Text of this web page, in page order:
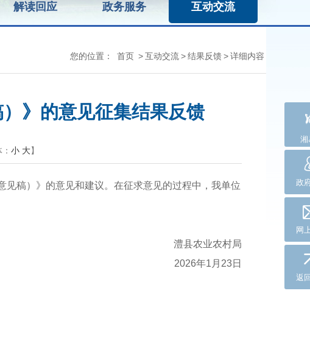
解读回应 政务服务 互动交流
您的位置： 首页 >互动交流>结果反馈>详细内容
》的意见征集结果反馈
小 大】
稿）》的意见和建议。在征求意见的过程中，我单位
澧县农业农村局
2026年1月23日
湘
政
网
返